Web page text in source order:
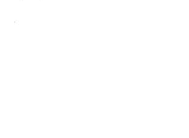
À propos de l'événement